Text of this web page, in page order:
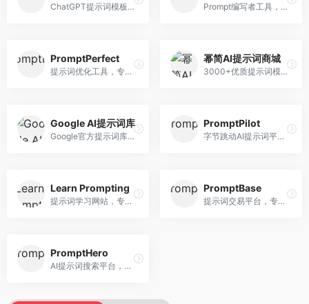
ChatGPT提示词模板库，专注于实用提示词收集。面向ChatGPT用户，提供提示词模板、使用场景、效果展示等资源，模板实用性强。 Prompt编写者工具，专注于提示词创作辅助。面向提示词创作者，提供提示词编辑、测试、分享等服务，创作工具完善。
PromptPerfect
提示词优化工具，专注于提示词质量提升。面向AI用户，提供提示词优化、效果测试、版本对比等服务，提示词优化专业。
幂简AI提示词商城
3000+优质提示词模板平台，专注于中文提示词。面向中文AI用户，提供提示词模板、分类检索、一键使用等服务，中文提示词丰富。
Google AI提示词库
Google官方提示词库，专注于Gemini模型优化。面向开发者，提供官方提示词指南、最佳实践、示例代码等资源，权威性强。
PromptPilot
字节跳动AI提示词平台，专注于提示词优化与管理。面向AI用户，提供提示词优化、效果测试、团队协作等服务，企业级功能完善。
Learn Prompting
提示词学习网站，专注于提示词工程教育。面向AI学习者，提供提示词教程、最佳实践、案例研究等资源，教学内容系统。
PromptBase
提示词交易平台，专注于高质量提示词买卖。面向AI创作者，提供提示词交易、模板购买、创作者收益等服务，提示词质量高。
PromptHero
AI提示词搜索平台，整合多种AI工具提示词资源。面向AI创作者，提供提示词搜索、模板库、社区分享等服务，提示词资源丰富。